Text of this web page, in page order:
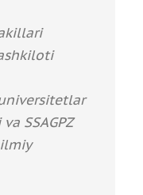
SSAGPZ